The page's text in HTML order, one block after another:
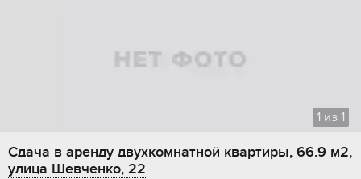
1 из 1
Сдача в аренду двухкомнатной квартиры, 66.9 м2,
улица Шевченко, 22